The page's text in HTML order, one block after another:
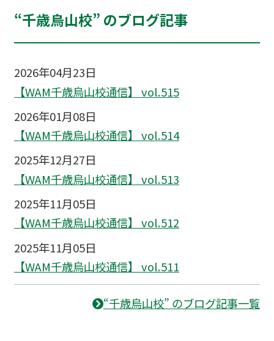
“千歳烏山校” のブログ記事
2026年04月23日
【WAM千歳烏山校通信】 vol.515
2026年01月08日
【WAM千歳烏山校通信】 vol.514
2025年12月27日
【WAM千歳烏山校通信】 vol.513
2025年11月05日
【WAM千歳烏山校通信】 vol.512
2025年11月05日
【WAM千歳烏山校通信】 vol.511
“千歳烏山校” のブログ記事一覧